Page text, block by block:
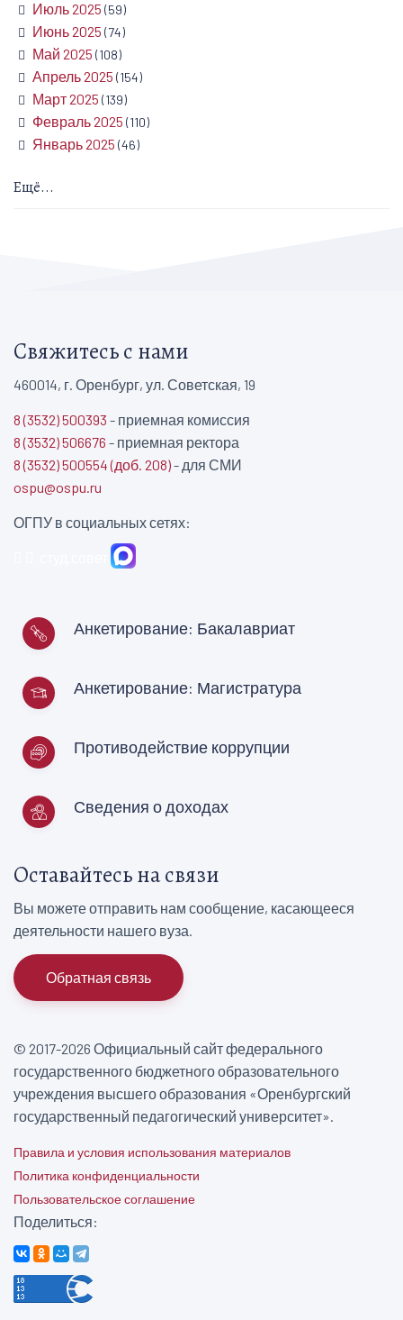
Июль 2025 (59)
Июнь 2025 (74)
Май 2025 (108)
Апрель 2025 (154)
Март 2025 (139)
Февраль 2025 (110)
Январь 2025 (46)
Ещё...
Свяжитесь с нами
460014, г. Оренбург, ул. Советская, 19
8 (3532) 500393 - приемная комиссия
8 (3532) 506676 - приемная ректора
8 (3532) 500554 (доб. 208)- для СМИ
ospu@ospu.ru
ОГПУ в социальных сетях:
Анкетирование: Бакалавриат
Анкетирование: Магистратура
Противодействие коррупции
Сведения о доходах
Оставайтесь на связи
Вы можете отправить нам сообщение, касающееся
деятельности нашего вуза.
Обратная связь
© 2017-2026 Официальный сайт федерального
государственного бюджетного образовательного
учреждения высшего образования «Оренбургский
государственный педагогический университет».
Правила и условия использования материалов
Политика конфиденциальности
Пользовательское соглашение
Поделиться: